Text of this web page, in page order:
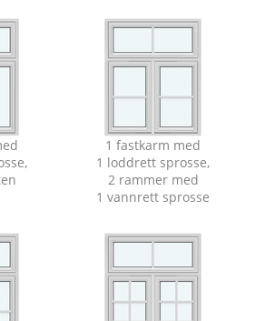
1 fastkarm med
1 loddrett sprosse,
2 rammer med
1 vannrett sprosse